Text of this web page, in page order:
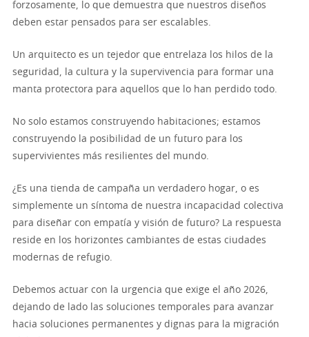
forzosamente, lo que demuestra que nuestros diseños
deben estar pensados para ser escalables.
Un arquitecto es un tejedor que entrelaza los hilos de la
seguridad, la cultura y la supervivencia para formar una
manta protectora para aquellos que lo han perdido todo.
No solo estamos construyendo habitaciones; estamos
construyendo la posibilidad de un futuro para los
supervivientes más resilientes del mundo.
¿Es una tienda de campaña un verdadero hogar, o es
simplemente un síntoma de nuestra incapacidad colectiva
para diseñar con empatía y visión de futuro? La respuesta
reside en los horizontes cambiantes de estas ciudades
modernas de refugio.
Debemos actuar con la urgencia que exige el año 2026,
dejando de lado las soluciones temporales para avanzar
hacia soluciones permanentes y dignas para la migración